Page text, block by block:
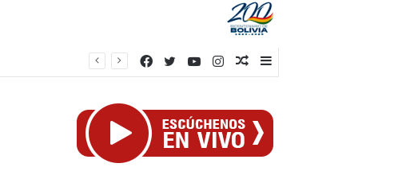
Barra
Publicación
azar
Instagram
YouTube
Twitter
Facebook